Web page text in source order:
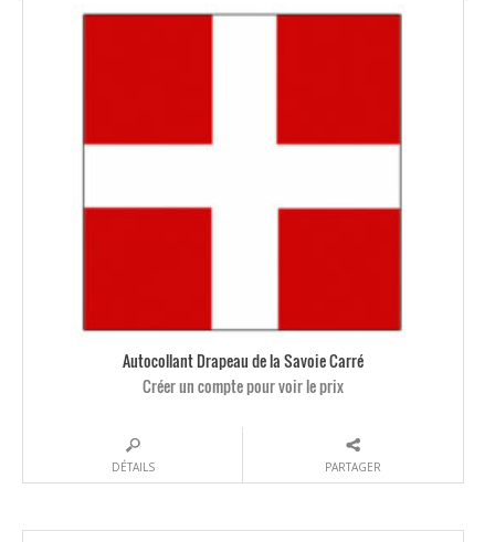
Autocollant Drapeau de la Savoie Carré
Créer un compte pour voir le prix
DÉTAILS PARTAGER